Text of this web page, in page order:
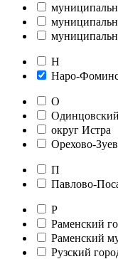
Н
Наро-
О
округ Истра
Орехово-
П
Павлово-
Р
Раменский
Раменский
Рузский